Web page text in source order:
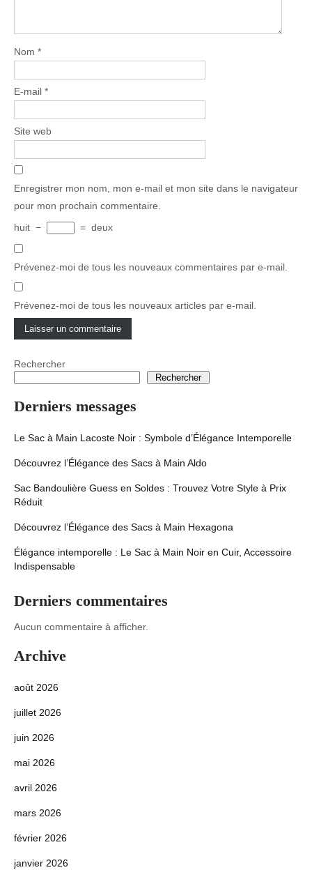
Nom *
E-mail *
Site web
Enregistrer mon nom, mon e-mail et mon site dans le navigateur
pour mon prochain commentaire.
huit − = deux
Prévenez-moi de tous les nouveaux commentaires par e-mail.
Prévenez-moi de tous les nouveaux articles par e-mail.
Rechercher
Rechercher
Derniers messages
Le Sac à Main Lacoste Noir : Symbole d’Élégance Intemporelle
Découvrez l’Élégance des Sacs à Main Aldo
Sac Bandoulière Guess en Soldes : Trouvez Votre Style à Prix
Réduit
Découvrez l’Élégance des Sacs à Main Hexagona
Élégance intemporelle : Le Sac à Main Noir en Cuir, Accessoire
Indispensable
Derniers commentaires
Aucun commentaire à afficher.
Archive
août 2026
juillet 2026
juin 2026
mai 2026
avril 2026
mars 2026
février 2026
janvier 2026